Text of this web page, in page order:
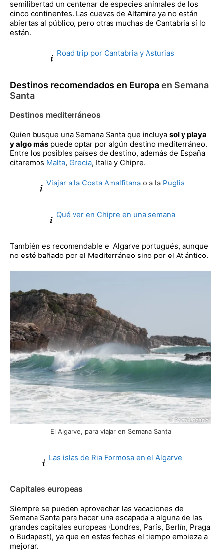
semilibertad un centenar de especies animales de los
cinco continentes. Las cuevas de Altamira ya no están
abiertas al público, pero otras muchas de Cantabria sí lo
están.
Road trip por Cantabria y Asturias
Destinos recomendados en Europaen Semana
Santa
Destinos mediterráneos
Quien busque una Semana Santa que incluya sol y playa
y algo más puede optar por algún destino mediterráneo.
Entre los posibles países de destino, además de España
citaremos Malta, Grecia, Italia y Chipre.
Viajar a la Costa Amalfitana o a la Puglia
Qué ver en Chipre en una semana
También es recomendable el Algarve portugués, aunque
no esté bañado por el Mediterráneo sino por el Atlántico.
El Algarve, para viajar en Semana Santa
Las islas de Ria Formosa en el Algarve
Capitales europeas
Siempre se pueden aprovechar las vacaciones de
Semana Santa para hacer una escapada a alguna de las
grandes capitales europeas (Londres, París, Berlín, Praga
o Budapest), ya que en estas fechas el tiempo empieza a
mejorar.